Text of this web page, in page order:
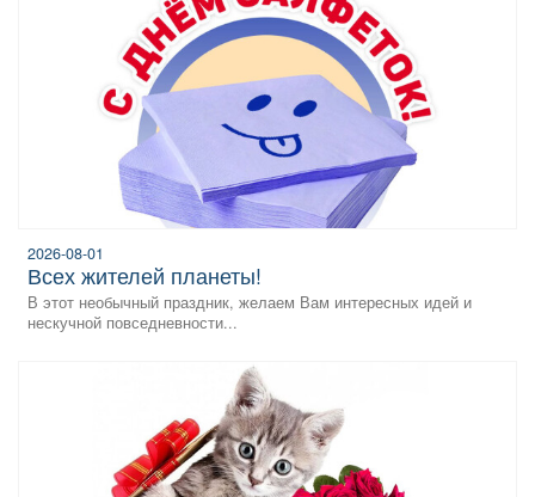
2026-08-01
всех жителей планеты!
В этот необычный праздник, желаем Вам интересных идей и
нескучной повседневности...